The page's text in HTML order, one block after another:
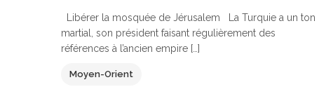
Libérer la mosquée de Jérusalem La Turquie a un ton
martial, son président faisant régulièrement des
références à l’ancien empire […]
Moyen-Orient